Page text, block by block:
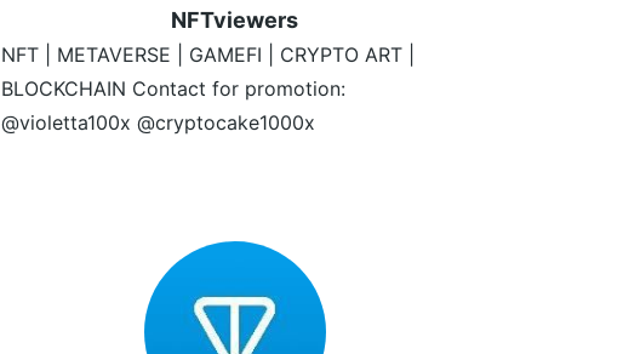
NFTviewers
NFT | METAVERSE | GAMEFI | CRYPTO ART |
BLOCKCHAIN Contact for promotion:
@violetta100x @cryptocake1000x